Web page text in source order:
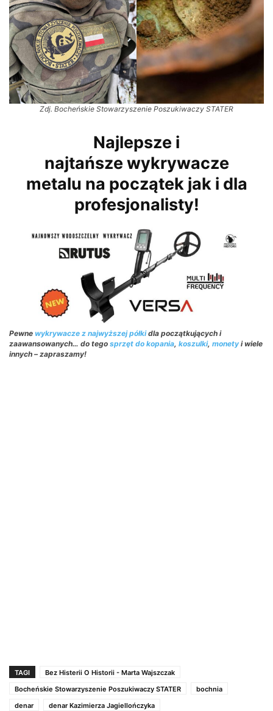
Zdj. Bocheńskie Stowarzyszenie Poszukiwaczy STATER
Najlepsze i
najtańsze wykrywacze
metalu na początek jak i dla
profesjonalisty!
Pewne wykrywacze z najwyższej półkidla początkujących i
zaawansowanych… do tego sprzęt do kopania, koszulki, monety i wiele
innych – zapraszamy!
TAGI
Bez Histerii O Historii - Marta Wajszczak
Bocheńskie Stowarzyszenie Poszukiwaczy STATER
bochnia
denar
denar Kazimierza Jagiellończyka